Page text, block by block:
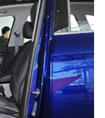
提供选装的。